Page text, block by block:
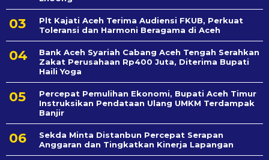
Plt Kajati Aceh Terima Audiensi FKUB, Perkuat
Toleransi dan Harmoni Beragama di Aceh
Bank Aceh Syariah Cabang Aceh Tengah Serahkan
Zakat Perusahaan Rp400 Juta, Diterima Bupati
Haili Yoga
Percepat Pemulihan Ekonomi, Bupati Aceh Timur
Instruksikan Pendataan Ulang UMKM Terdampak
Banjir
Sekda Minta Distanbun Percepat Serapan
Anggaran dan Tingkatkan Kinerja Lapangan